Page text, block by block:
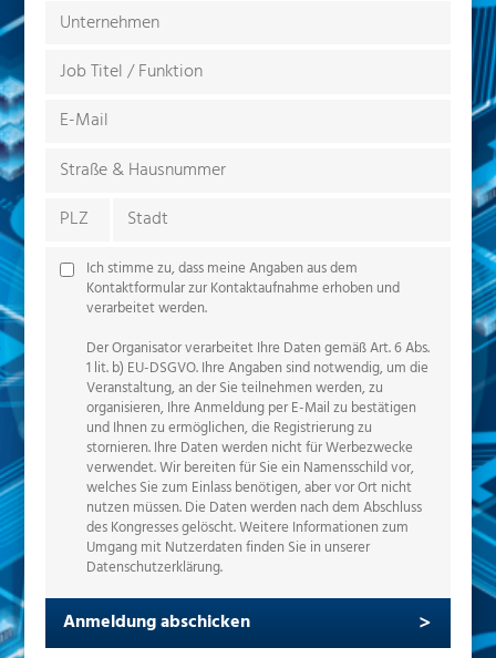
Ich stimme zu, dass meine Angaben aus dem
Kontaktformular zur Kontaktaufnahme erhoben und
verarbeitet werden.
Der Organisator verarbeitet Ihre Daten gemäß Art. 6 Abs.
1 lit. b) EU-DSGVO. Ihre Angaben sind notwendig, um die
Veranstaltung, an der Sie teilnehmen werden, zu
organisieren, Ihre Anmeldung per E-Mail zu bestätigen
und Ihnen zu ermöglichen, die Registrierung zu
stornieren. Ihre Daten werden nicht für Werbezwecke
verwendet. Wir bereiten für Sie ein Namensschild vor,
welches Sie zum Einlass benötigen, aber vor Ort nicht
nutzen müssen. Die Daten werden nach dem Abschluss
des Kongresses gelöscht. Weitere Informationen zum
Umgang mit Nutzerdaten finden Sie in unserer
Datenschutzerklärung.
Anmeldung abschicken